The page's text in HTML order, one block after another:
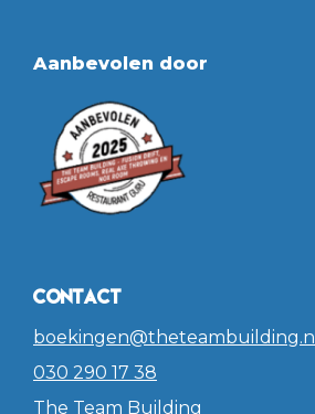
Aanbevolen door
Contact
boekingen@theteambuilding.nl
030 290 17 38
The Team Building